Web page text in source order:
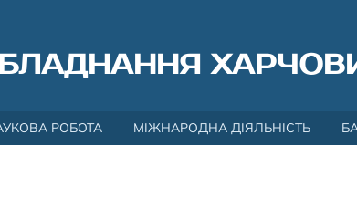
РОБОТА МІЖНАРОДНА ДІЯЛЬНІСТЬ